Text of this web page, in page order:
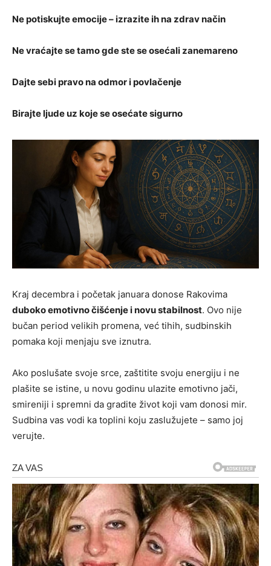
Ne potiskujte emocije – izrazite ih na zdrav način
Ne vraćajte se tamo gde ste se osećali zanemareno
Dajte sebi pravo na odmor i povlačenje
Birajte ljude uz koje se osećate sigurno
Kraj decembra i početak januara donose Rakovima
duboko emotivno čišćenje i novu stabilnost. Ovo nije
bučan period velikih promena, već tihih, sudbinskih
pomaka koji menjaju sve iznutra.
Ako poslušate svoje srce, zaštitite svoju energiju i ne
plašite se istine, u novu godinu ulazite emotivno jači,
smireniji i spremni da gradite život koji vam donosi mir.
Sudbina vas vodi ka toplini koju zaslužujete – samo joj
verujte.